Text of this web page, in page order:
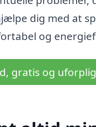
dig med at
og
gratis og